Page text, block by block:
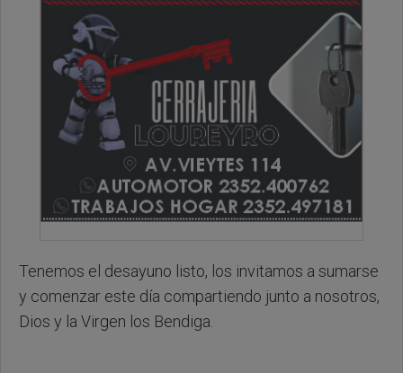
Tenemos el desayuno listo, los invitamos a sumarse
y comenzar este día compartiendo junto a nosotros,
Dios y la Virgen los Bendiga.